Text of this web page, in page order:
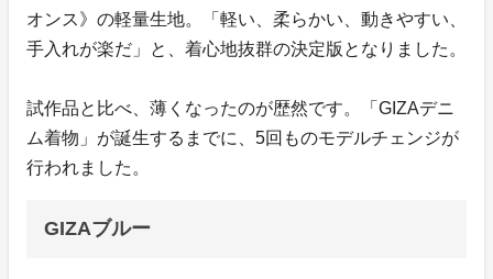
オンス》の軽量生地。「軽い、柔らかい、動きやすい、
手入れが楽だ」と、着心地抜群の決定版となりました。
試作品と比べ、薄くなったのが歴然です。「GIZAデニ
ム着物」が誕生するまでに、5回ものモデルチェンジが
行われました。
GIZAブルー